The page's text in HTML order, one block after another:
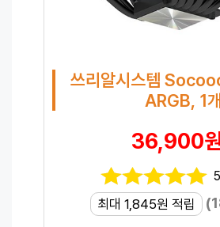
쓰리알시스템
ARGB, 1개
36,900
최대 1,845원 적립